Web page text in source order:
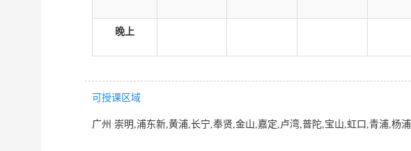
晚上
可授课区域
广州 崇明,浦东新,黄浦,长宁,奉贤,金山,嘉定,卢湾,普陀,宝山,虹口,青浦,杨浦